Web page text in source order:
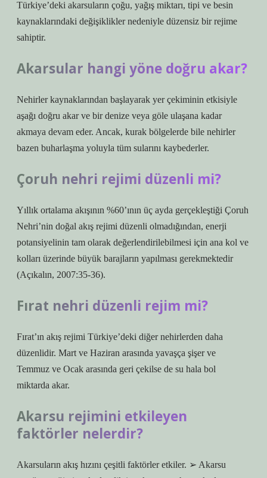
Türkiye’deki akarsuların çoğu, yağış miktarı, tipi ve besin
kaynaklarındaki değişiklikler nedeniyle düzensiz bir rejime
sahiptir.
Akarsular hangi yöne doğru akar?
Nehirler kaynaklarından başlayarak yer çekiminin etkisiyle
aşağı doğru akar ve bir denize veya göle ulaşana kadar
akmaya devam eder. Ancak, kurak bölgelerde bile nehirler
bazen buharlaşma yoluyla tüm sularını kaybederler.
Çoruh nehri rejimi düzenli mi?
Yıllık ortalama akışının %60’ının üç ayda gerçekleştiği Çoruh
Nehri’nin doğal akış rejimi düzenli olmadığından, enerji
potansiyelinin tam olarak değerlendirilebilmesi için ana kol ve
kolları üzerinde büyük barajların yapılması gerekmektedir
(Açıkalın, 2007:35-36).
Fırat nehri düzenli rejim mi?
Fırat’ın akış rejimi Türkiye’deki diğer nehirlerden daha
düzenlidir. Mart ve Haziran arasında yavaşça şişer ve
Temmuz ve Ocak arasında geri çekilse de su hala bol
miktarda akar.
Akarsu rejimini etkileyen
faktörler nelerdir?
Akarsuların akış hızını çeşitli faktörler etkiler. ➢ Akarsu